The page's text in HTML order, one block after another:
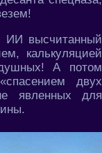
ИИ высчитанный
калькуляцией
А потом
двух
явленных для